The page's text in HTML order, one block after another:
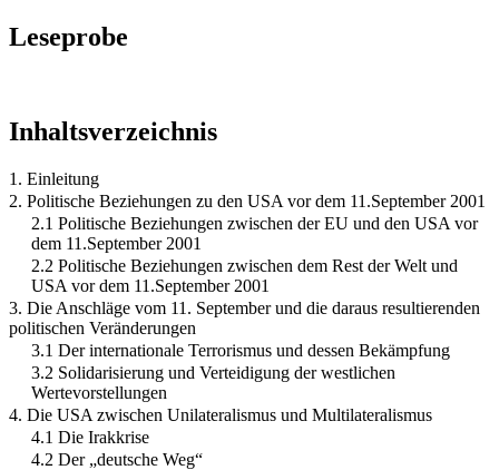
Leseprobe
Inhaltsverzeichnis
1. Einleitung
2. Politische Beziehungen zu den USA vor dem 11.September 2001
2.1 Politische Beziehungen zwischen der EU und den USA vor
dem 11.September 2001
2.2 Politische Beziehungen zwischen dem Rest der Welt und
USA vor dem 11.September 2001
3. Die Anschläge vom 11. September und die daraus resultierenden
politischen Veränderungen
3.1 Der internationale Terrorismus und dessen Bekämpfung
3.2 Solidarisierung und Verteidigung der westlichen
Wertevorstellungen
4. Die USA zwischen Unilateralismus und Multilateralismus
4.1 Die Irakkrise
4.2 Der „deutsche Weg“